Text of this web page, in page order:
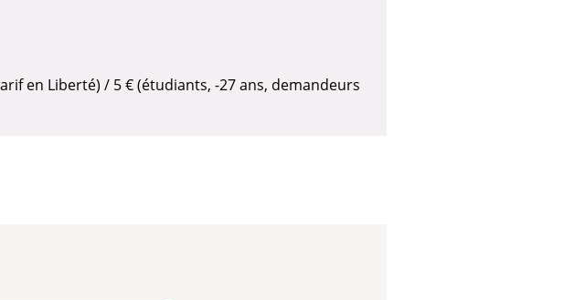
en Liberté) / 5 € (étudiants, -27 ans, demandeurs